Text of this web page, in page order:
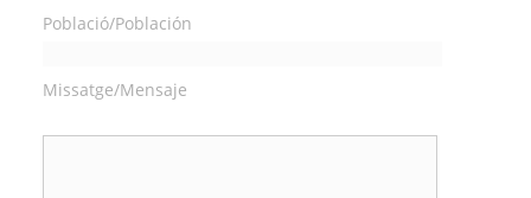
Població/Población
Missatge/Mensaje